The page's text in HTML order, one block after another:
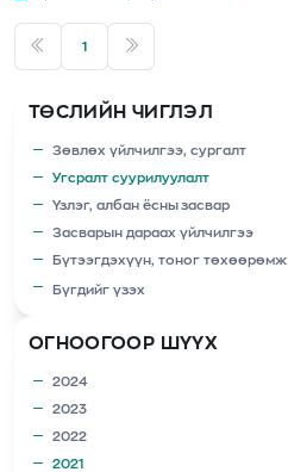
1
ТӨСЛИЙН ЧИГЛЭЛ
Зөвлөх үйлчилгээ, сургалт
Угсралт суурилуулалт
Үзлэг, албан ёсны засвар
Засварын дараах үйлчилгээ
Бүтээгдэхүүн, тоног төхөөрөмж
Бүгдийг үзэх
ОГНООГООР ШҮҮХ
2024
2023
2022
2021